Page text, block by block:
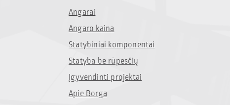
Angarai
Angaro kaina
Statybiniai komponentai
Statyba be rūpesčių
Įgyvendinti projektai
Apie Borga